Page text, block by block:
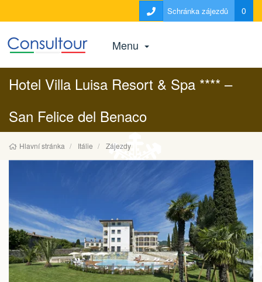
Schránka zájezdů 0
Menu
Hotel Villa Luisa Resort & Spa **** –
San Felice del Benaco
Hlavní stránka Itálie Zájezdy